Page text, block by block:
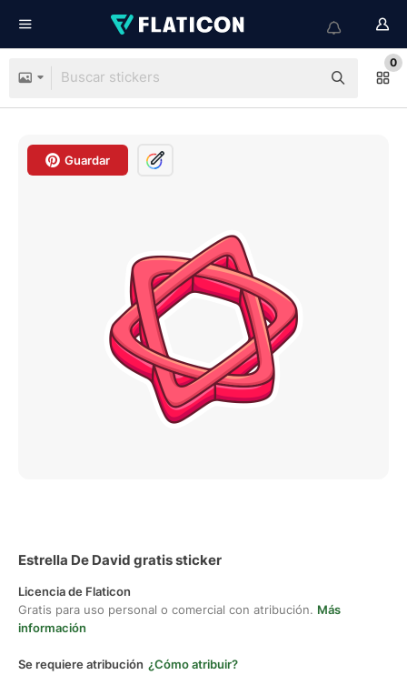
0
Guardar
Estrella De David gratis sticker
Licencia de Flaticon
Gratis para uso personal o comercial con atribución. Más
información
Se requiere atribución ¿Cómo atribuir?